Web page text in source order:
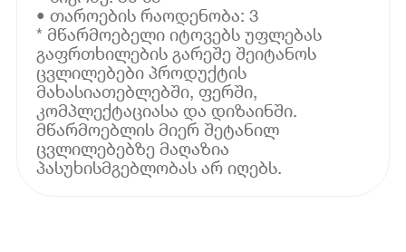
• თაროების რაოდენობა: 3
* მწარმოებელი იტოვებს უფლებას
გაფრთხილების გარეშე შეიტანოს
ცვლილებები პროდუქტის
მახასიათებლებში, ფერში,
კომპლექტაციასა და დიზაინში.
მწარმოებლის მიერ შეტანილ
ცვლილებებზე მაღაზია
პასუხისმგებლობას არ იღებს.